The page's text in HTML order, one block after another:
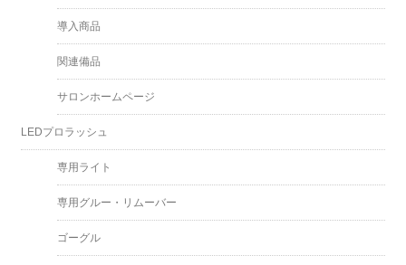
導入商品
関連備品
サロンホームページ
LEDプロラッシュ
専用ライト
専用グルー・リムーバー
ゴーグル